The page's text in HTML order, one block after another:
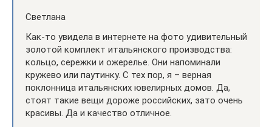
Светлана
Как-то увидела в интернете на фото удивительный
золотой комплект итальянского производства:
кольцо, сережки и ожерелье. Они напоминали
кружево или паутинку. С тех пор, я – верная
поклонница итальянских ювелирных домов. Да,
стоят такие вещи дороже российских, зато очень
красивы. Да и качество отличное.